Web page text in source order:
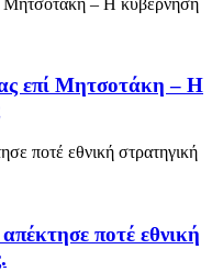
επί Μητσοτάκη – Η
ποτέ εθνική